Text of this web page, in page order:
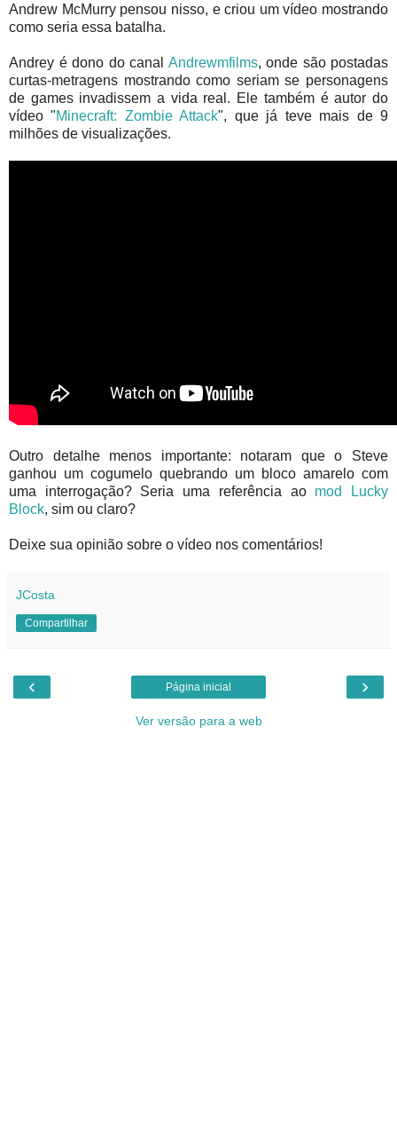
Andrew McMurry pensou nisso, e criou um vídeo mostrando
como seria essa batalha.
Andrey é dono do canal Andrewmfilms, onde são postadas
curtas-metragens mostrando como seriam se personagens
de games invadissem a vida real. Ele também é autor do
vídeo "Minecraft: Zombie Attack", que já teve mais de 9
milhões de visualizações.
Outro detalhe menos importante: notaram que o Steve
ganhou um cogumelo quebrando um bloco amarelo com
uma interrogação? Seria uma referência ao mod Lucky
Block, sim ou claro?
Deixe sua opinião sobre o vídeo nos comentários!
JCosta
Compartilhar
‹ ›
Página inicial
Ver versão para a web